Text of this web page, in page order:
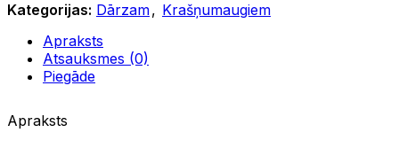
Kategorijas: Dārzam, Krašņumaugiem
Apraksts
Atsauksmes (0)
Piegāde
Apraksts